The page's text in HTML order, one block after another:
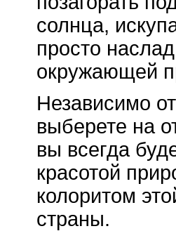
солнца,
просто
окружающей
Независимо
выберете на
вы всегда
красотой
колоритом
страны.